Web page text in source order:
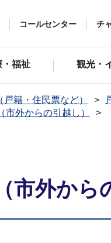
コールセンター チ
・福祉 観光・
戸籍・住民票など）
市外からの引越し）
市外から